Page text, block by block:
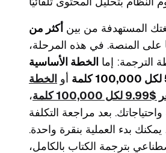
المستهدفة من بين أكثر من
على المنصة. في هذه المرحلة،
الترجمة: إما الخطة الأساسية
أو الخطة
كلمة
،
بعد مراجعة التكلفة
بدء العملية بنقرة واحدة.
بترجمة الكتاب بالكامل،